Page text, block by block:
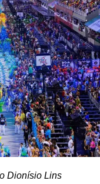
Dionísio Lins